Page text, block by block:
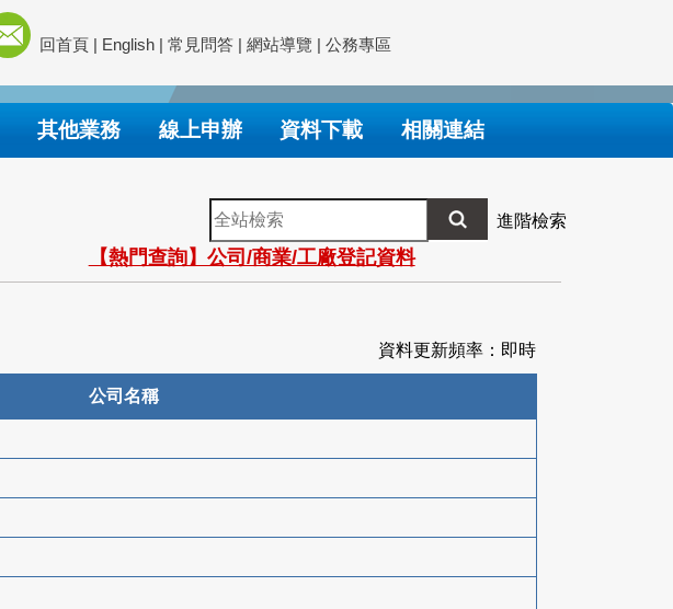
回首頁 | English | 常見問答 | 網站導覽 | 公務專區
其他業務 線上申辦 資料下載 相關連結
全
站
檢
索
進階檢索
【熱門查詢】公司/商業/工廠登記資料
資料更新頻率：即時
公司名稱